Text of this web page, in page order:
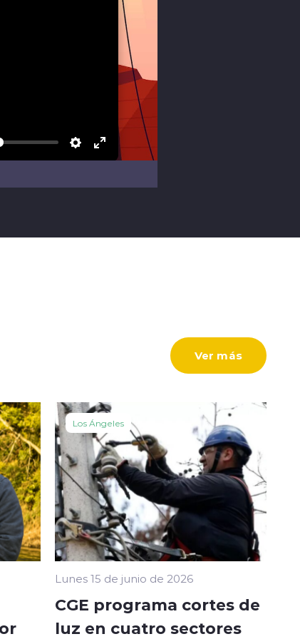
Ver más
Los Ángeles
Lunes 15 de junio de 2026
CGE programa cortes de
luz en cuatro sectores